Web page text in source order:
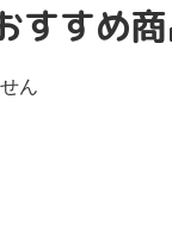
すすめ
ん